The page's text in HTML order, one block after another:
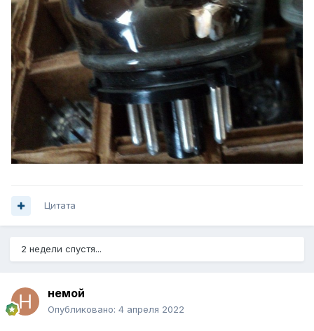
Цитата
2 недели спустя...
немой
Опубликовано: 4 апреля 2022